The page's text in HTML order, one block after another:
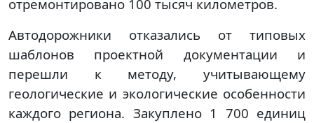
отремонтировано 100 тысяч километров.
Автодорожники отказались от типовых
шаблонов проектной документации и
перешли к методу, учитывающему
геологические и экологические особенности
каждого региона. Закуплено 1 700 единиц